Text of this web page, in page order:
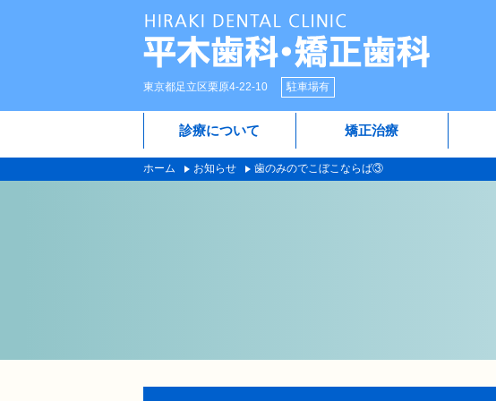
東京都足立区栗原4-22-10 駐車場有
診療について 矯正治療
ホーム お知らせ 歯のみのでこぼこならば③